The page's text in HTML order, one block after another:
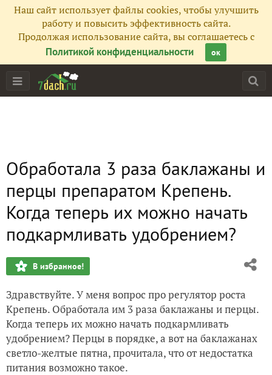
Наш сайт использует файлы cookies, чтобы улучшить
работу и повысить эффективность сайта.
Продолжая использование сайта, вы соглашаетесь с
Политикой конфиденциальности
ок
Обработала 3 раза баклажаны и
перцы препаратом Крепень.
Когда теперь их можно начать
подкармливать удобрением?
В избранное!
Здравствуйте. У меня вопрос про регулятор роста
Крепень. Обработала им 3 раза баклажаны и перцы.
Когда теперь их можно начать подкармливать
удобрением? Перцы в порядке, а вот на баклажанах
светло-желтые пятна, прочитала, что от недостатка
питания возможно такое.